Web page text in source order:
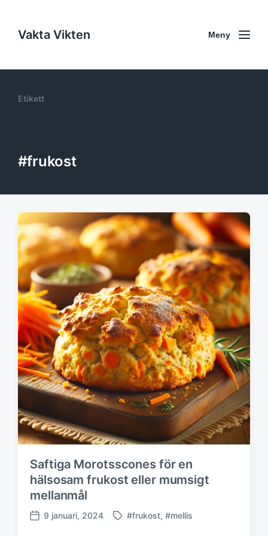
Vakta Vikten Meny
Etikett
#frukost
Saftiga Morotsscones för en
hälsosam frukost eller mumsigt
mellanmål
P
9 januari, 2024
M
#frukost, #mellis